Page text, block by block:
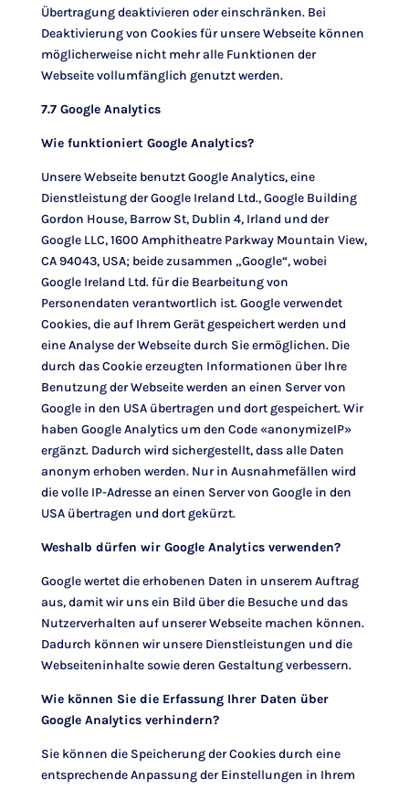
Übertragung deaktivieren oder einschränken. Bei
Deaktivierung von Cookies für unsere Webseite können
möglicherweise nicht mehr alle Funktionen der
Webseite vollumfänglich genutzt werden.
7.7 Google Analytics
Wie funktioniert Google Analytics?
Unsere Webseite benutzt Google Analytics, eine
Dienstleistung der Google Ireland Ltd., Google Building
Gordon House, Barrow St, Dublin 4, Irland und der
Google LLC, 1600 Amphitheatre Parkway Mountain View,
CA 94043, USA; beide zusammen „Google“, wobei
Google Ireland Ltd. für die Bearbeitung von
Personendaten verantwortlich ist. Google verwendet
Cookies, die auf Ihrem Gerät gespeichert werden und
eine Analyse der Webseite durch Sie ermöglichen. Die
durch das Cookie erzeugten Informationen über Ihre
Benutzung der Webseite werden an einen Server von
Google in den USA übertragen und dort gespeichert. Wir
haben Google Analytics um den Code «anonymizeIP»
ergänzt. Dadurch wird sichergestellt, dass alle Daten
anonym erhoben werden. Nur in Ausnahmefällen wird
die volle IP-Adresse an einen Server von Google in den
USA übertragen und dort gekürzt.
Weshalb dürfen wir Google Analytics verwenden?
Google wertet die erhobenen Daten in unserem Auftrag
aus, damit wir uns ein Bild über die Besuche und das
Nutzerverhalten auf unserer Webseite machen können.
Dadurch können wir unsere Dienstleistungen und die
Webseiteninhalte sowie deren Gestaltung verbessern.
Wie können Sie die Erfassung Ihrer Daten über
Google Analytics verhindern?
Sie können die Speicherung der Cookies durch eine
entsprechende Anpassung der Einstellungen in Ihrem